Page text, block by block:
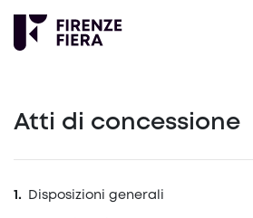
Disposizioni generali
Atti di concessione